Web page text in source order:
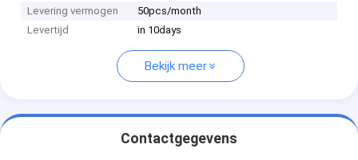
Levering vermogen
50pcs/month
Levertijd
in 10days
Bekijk meer
Contactgegevens